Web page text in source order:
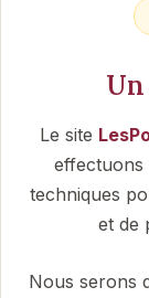
Le site
effectuons
techniques
et de
Nous serons